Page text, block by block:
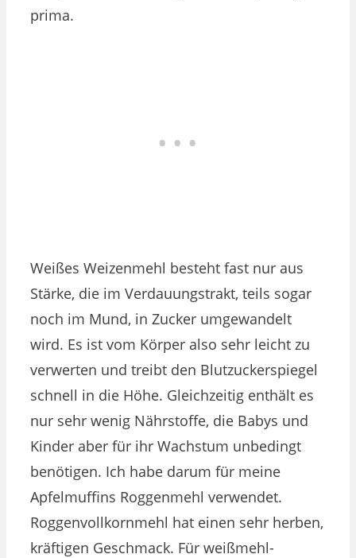
prima.
Weißes Weizenmehl besteht fast nur aus
Stärke, die im Verdauungstrakt, teils sogar
noch im Mund, in Zucker umgewandelt
wird. Es ist vom Körper also sehr leicht zu
verwerten und treibt den Blutzuckerspiegel
schnell in die Höhe. Gleichzeitig enthält es
nur sehr wenig Nährstoffe, die Babys und
Kinder aber für ihr Wachstum unbedingt
benötigen. Ich habe darum für meine
Apfelmuffins Roggenmehl verwendet.
Roggenvollkornmehl hat einen sehr herben,
kräftigen Geschmack. Für weißmehl-